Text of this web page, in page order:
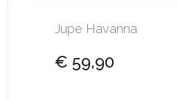
Jupe Havanna
€ 59,90